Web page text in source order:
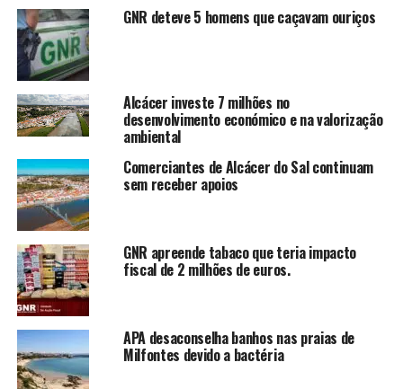
GNR deteve 5 homens que caçavam ouriços
Alcácer investe 7 milhões no
desenvolvimento económico e na valorização
ambiental
Comerciantes de Alcácer do Sal continuam
sem receber apoios
GNR apreende tabaco que teria impacto
fiscal de 2 milhões de euros.
APA desaconselha banhos nas praias de
Milfontes devido a bactéria